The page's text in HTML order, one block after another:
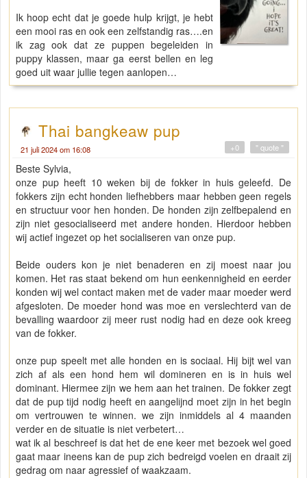
Ik hoop echt dat je goede hulp krijgt, je hebt
een mooi ras en ook een zelfstandig ras….en
ik zag ook dat ze puppen begeleiden in
puppy klassen, maar ga eerst bellen en leg
goed uit waar jullie tegen aanlopen…
Thai bangkeaw pup
21 juli 2024 om 16:08 " quote "
+0
Beste Sylvia,
onze pup heeft 10 weken bij de fokker in huis geleefd. De
fokkers zijn echt honden liefhebbers maar hebben geen regels
en structuur voor hen honden. De honden zijn zelfbepalend en
zijn niet gesocialiseerd met andere honden. Hierdoor hebben
wij actief ingezet op het socialiseren van onze pup.
Beide ouders kon je niet benaderen en zij moest naar jou
komen. Het ras staat bekend om hun eenkennigheid en eerder
konden wij wel contact maken met de vader maar moeder werd
afgesloten. De moeder hond was moe en verslechterd van de
bevalling waardoor zij meer rust nodig had en deze ook kreeg
van de fokker.
onze pup speelt met alle honden en is sociaal. Hij bijt wel van
zich af als een hond hem wil domineren en is in huis wel
dominant. Hiermee zijn we hem aan het trainen. De fokker zegt
dat de pup tijd nodig heeft en aangelijnd moet zijn in het begin
om vertrouwen te winnen. we zijn inmiddels al 4 maanden
verder en de situatie is niet verbetert…
wat ik al beschreef is dat het de ene keer met bezoek wel goed
gaat maar ineens kan de pup zich bedreigd voelen en draait zij
gedrag om naar agressief of waakzaam.